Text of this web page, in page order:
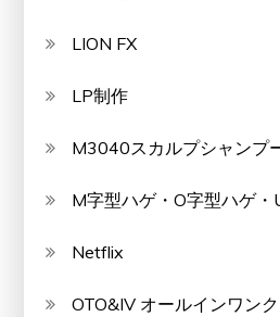
LION FX
LP制作
M3040スカルプシャンプ
M字型ハゲ・O字型ハゲ・
Netflix
OTO&IV オールインワン